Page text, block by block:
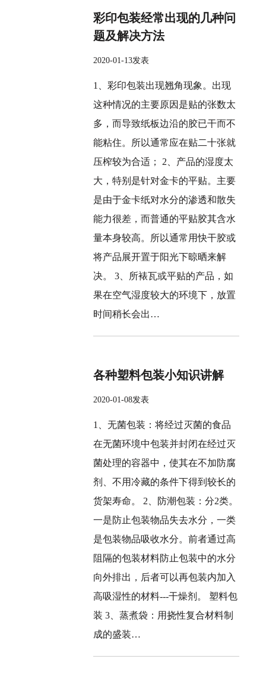
彩印包装经常出现的几种问
题及解决方法
2020-01-13发表
1、彩印包装出现翘角现象。出现
这种情况的主要原因是贴的张数太
多，而导致纸板边沿的胶已干而不
能粘住。所以通常应在贴二十张就
压榨较为合适； 2、产品的湿度太
大，特别是针对金卡的平贴。主要
是由于金卡纸对水分的渗透和散失
能力很差，而普通的平贴胶其含水
量本身较高。所以通常用快干胶或
将产品展开置于阳光下晾晒来解
决。 3、所裱瓦或平贴的产品，如
果在空气湿度较大的环境下，放置
时间稍长会出…
各种塑料包装小知识讲解
2020-01-08发表
1、无菌包装：将经过灭菌的食品
在无菌环境中包装并封闭在经过灭
菌处理的容器中，使其在不加防腐
剂、不用冷藏的条件下得到较长的
货架寿命。 2、防潮包装：分2类。
一是防止包装物品失去水分，一类
是包装物品吸收水分。前者通过高
阻隔的包装材料防止包装中的水分
向外排出，后者可以再包装内加入
高吸湿性的材料---干燥剂。 塑料包
装 3、蒸煮袋：用挠性复合材料制
成的盛装…